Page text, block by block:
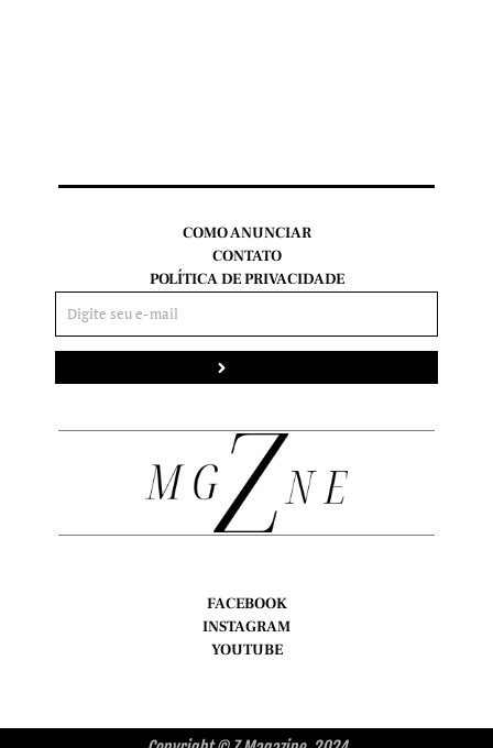
FACEBOOK
INSTAGRAM
YOUTUBE
COMO ANUNCIAR
CONTATO
POLÍTICA DE PRIVACIDADE